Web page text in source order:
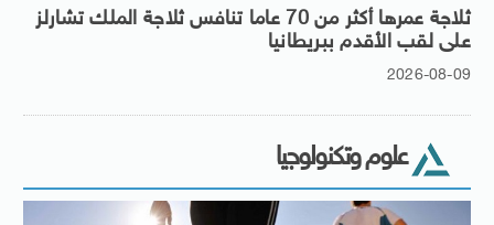
ثلاجة عمرها أكثر من 70 عاما تنافس ثلاجة الملك تشارلز
على لقب الأقدم ببريطانيا
2026-08-09
علوم وتكنولوجيا